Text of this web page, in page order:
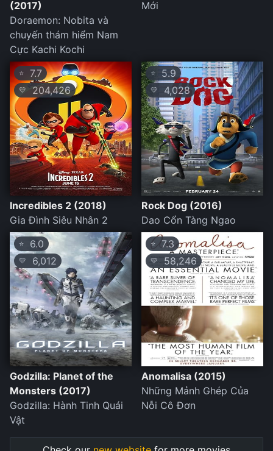
(2017)
Doraemon: Nobita và
chuyến thám hiểm Nam
Cực Kachi Kochi
Mới
⭐ 7.7
💛 204,426
Incredibles 2 (2018)
Gia Đình Siêu Nhân 2
⭐ 5.9
💛 4,028
Rock Dog (2016)
Dao Cổn Tàng Ngao
⭐ 6.0
💛 6,012
Godzilla: Planet of the
Monsters (2017)
Godzilla: Hành Tinh Quái
Vật
⭐ 7.3
💛 58,246
Anomalisa (2015)
Những Mảnh Ghép Của
Nỗi Cô Đơn